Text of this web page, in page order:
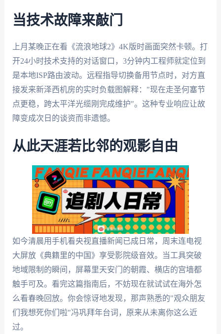
当技术故障来敲门
上月某晚正在看《流浪地球2》4K版时画面突然卡顿。打
开24小时技术支持的对话窗口，3分钟内工程师就定位到
是本地ISP路由波动。远程指导切换备用节点时，对方直
接发来新泽西机房的实时负载图解释："现在走圣何塞节
点更稳，跨太平洋光缆刚完成维护"。这种专业响应让故
障变成次日的谈资而非遗憾。
从此天涯若比邻的观影自由
如今清晨用手机看央视直播新闻已成日常，周末连电视
大屏放《典籍里的中国》享受影院级音效。当工具突破
地域限制的瞬间，屏幕里天安门的朝霞、横店的宫墙都
触手可及。看完这篇指南后，不妨现在就试试在海外怎
么看春晚回放。你会惊讶地发现，那声熟悉的"观众朋友
们我想死你们啦"冯巩拜年台词，原来从未离你这么近
过。